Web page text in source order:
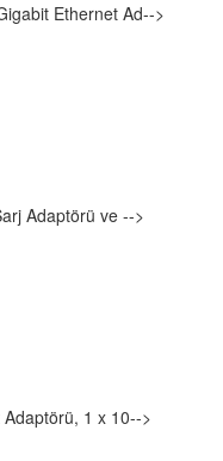
Ethernet Ad-->
Adaptörü ve -->
1 x 10-->